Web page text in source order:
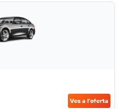
Ves a l'oferta